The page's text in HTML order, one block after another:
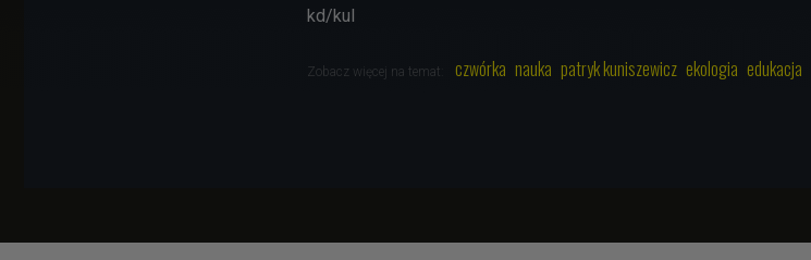
kd/kul
Zobacz więcej na temat: czwórka nauka patryk kuniszewicz ekologia edukacja